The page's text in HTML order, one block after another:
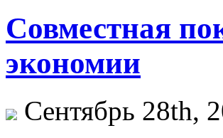
Совместная
экономии
Сентябрь 28th,